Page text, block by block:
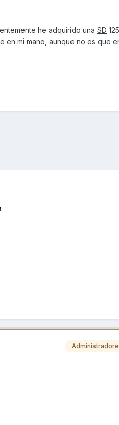
he adquirido una SD
mi mano, aunque no es que